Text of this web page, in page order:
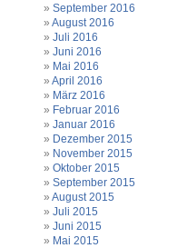
September 2016
August 2016
Juli 2016
Juni 2016
Mai 2016
April 2016
März 2016
Februar 2016
Januar 2016
Dezember 2015
November 2015
Oktober 2015
September 2015
August 2015
Juli 2015
Juni 2015
Mai 2015